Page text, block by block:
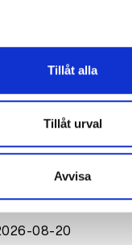
Tillåt alla
Tillåt urval
Avvisa
08-20